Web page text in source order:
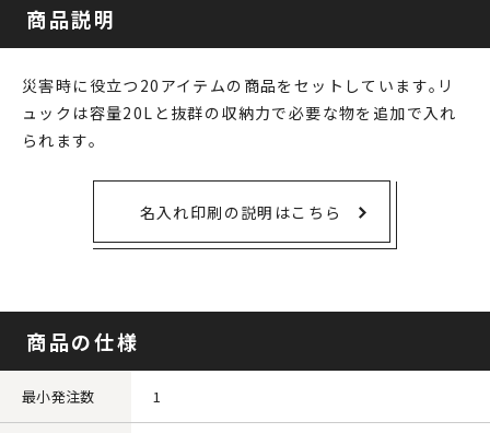
商品説明
災害時に役立つ20アイテムの商品をセットしています｡リ
ュックは容量20Lと抜群の収納力で必要な物を追加で入れ
られます。
名入れ印刷の説明はこちら
商品の仕様
最小発注数 1